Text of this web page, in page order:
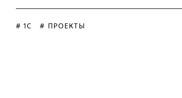
# 1C # ПРОЕКТЫ